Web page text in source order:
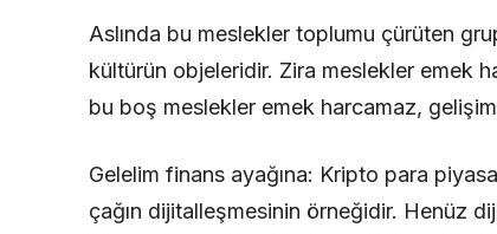
Aslında bu meslekler toplumu çürüten
kültürün objeleridir. Zira meslekler emek
bu boş meslekler emek harcamaz,
Gelelim finans ayağına: Kripto para
çağın dijitalleşmesinin örneğidir. Henüz